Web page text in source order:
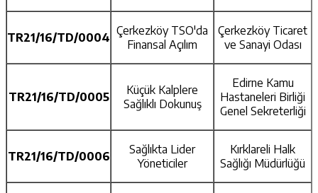
TR21/16/TD/0004 Çerkezköy TSO'da
Finansal Açılım
Çerkezköy Ticaret
ve Sanayi Odası
TR21/16/TD/0005
Küçük Kalplere
Sağlıklı Dokunuş
Edirne Kamu
Hastaneleri Birliği
Genel Sekreterliği
TR21/16/TD/0006
Sağlıkta Lider
Yöneticiler
Kırklareli Halk
Sağlığı Müdürlüğü